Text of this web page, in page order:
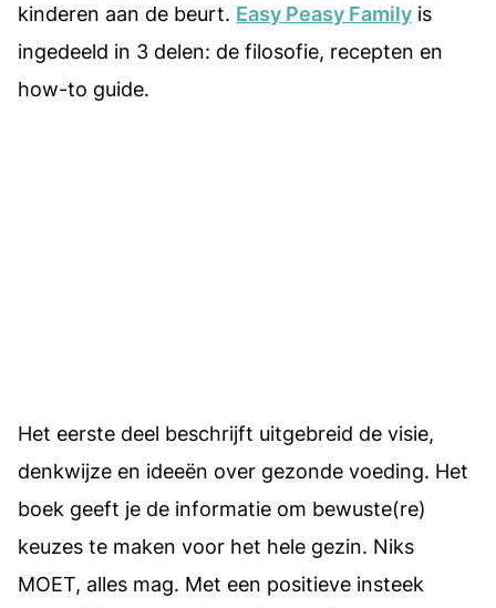
kinderen aan de beurt. Easy Peasy Family is
ingedeeld in 3 delen: de filosofie, recepten en
how-to guide.
Het eerste deel beschrijft uitgebreid de visie,
denkwijze en ideeën over gezonde voeding. Het
boek geeft je de informatie om bewuste(re)
keuzes te maken voor het hele gezin. Niks
MOET, alles mag. Met een positieve insteek